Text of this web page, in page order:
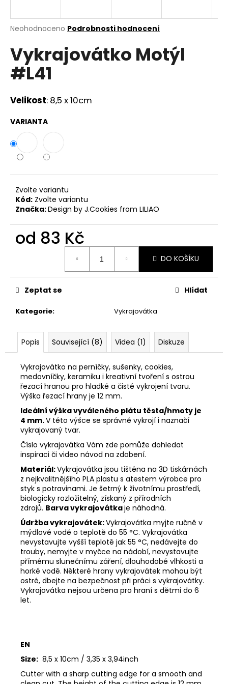
Průměrné
produktu
je
0,0
z
hvězdiček.
Neohodnoceno Podrobnosti hodnocení
Vykrajovátko Motýl
#L41
Velikost: 8,5 x 10cm
VARIANTA
Zvolte variantu
Kód: Zvolte variantu
Značka:Design by J.Cookies from LILIAO
od 83 Kč
DO KOŠÍKU
Kategorie: Vykrajovátka
Zeptat se Hlídat
Popis Související (8) Videa (1) Diskuze
Vykrajovátko na perníčky, sušenky, cookies,
medovníčky, keramiku i kreativní tvoření s ostrou
řezací hranou pro hladké a čisté vykrojení tvaru.
Výška řezací hrany je 12 mm.
Ideální výška vyváleného plátu těsta/hmoty je
4 mm.V této výšce se správně vykrojí i naznačí
vykrajovaný tvar.
Číslo vykrajovátka Vám zde pomůže dohledat
inspiraci či video návod na zdobení.
Materiál:Vykrajovátka jsou tištěna na 3D tiskárnách
z nejkvalitnějšího PLA plastu s atestem výrobce pro
styk s potravinami. Je šetrný k životnímu prostředí,
biologicky rozložitelný, získaný z přírodních
zdrojů. Barva vykrajovátkaje náhodná.
Údržba vykrajovátek:Vykrajovátka myjte ručně v
mýdlové vodě o teplotě do 55 °C. Vykrajovátka
nevystavujte vyšší teplotě jak 55 °C, nedávejte do
trouby, nemyjte v myčce na nádobí, nevystavujte
přímému slunečnímu záření, dlouhodobé vlhkosti a
horké vodě. Některé hrany vykrajovátek mohou být
ostré, dbejte na bezpečnost při práci s vykrajovátky.
Vykrajovátka nejsou určena pro hraní s dětmi do 6
let.
EN
Size: 8,5 x 10cm / 3,35 x 3,94inch
Cutter with a sharp cutting edge for a smooth and
j
t
?
D
o
p
o
č
u
m
e
VYKRAJOVÁTKO
SET
#347
74
Kč